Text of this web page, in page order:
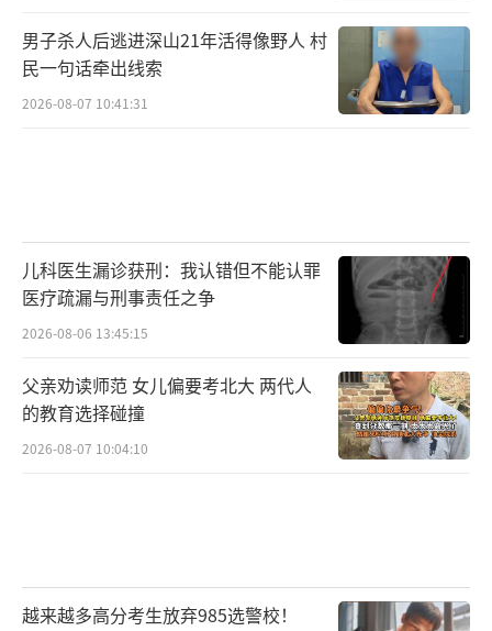
男子杀人后逃进深山21年活得像野人 村
民一句话牵出线索
2026-08-07 10:41:31
儿科医生漏诊获刑：我认错但不能认罪
医疗疏漏与刑事责任之争
2026-08-06 13:45:15
父亲劝读师范 女儿偏要考北大 两代人
的教育选择碰撞
2026-08-07 10:04:10
越来越多高分考生放弃985选警校！